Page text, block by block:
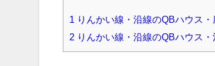
1 りんかい線・沿線のQBハウス
2 りんかい線・沿線のQBハウス